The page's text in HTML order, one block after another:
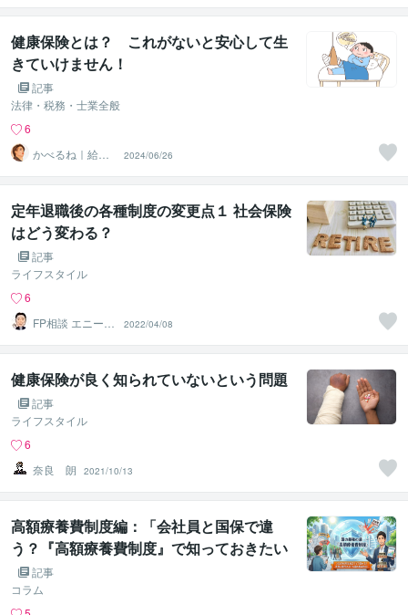
健康保険とは？ これがないと安心して生
きていけません！
記事
法律・税務・士業全般
6
かべるね｜給与
計算代行（相談
可・安心）
2024/06/26
定年退職後の各種制度の変更点１ 社会保険
はどう変わる？
記事
ライフスタイル
6
FP相談 エニーラ
イフラボ
2022/04/08
健康保険が良く知られていないという問題
記事
ライフスタイル
6
奈良 朗
2021/10/13
高額療養費制度編：「会社員と国保で違
う？『高額療養費制度』で知っておきたい
制度の違い🛡️」
記事
コラム